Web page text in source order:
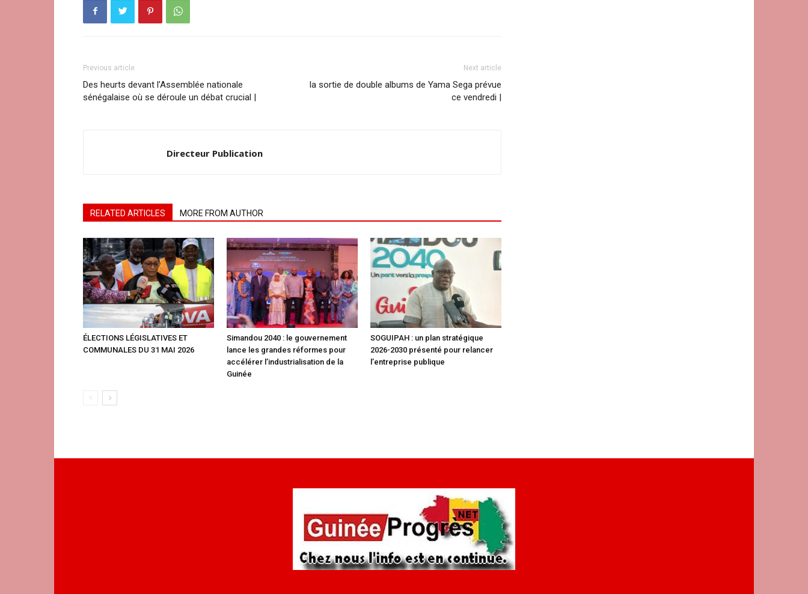
Previous article
Des heurts devant l’Assemblée nationale
sénégalaise où se déroule un débat crucial |
Next article
la sortie de double albums de Yama Sega prévue
ce vendredi |
Directeur Publication
RELATED ARTICLES MORE FROM AUTHOR
ÉLECTIONS LÉGISLATIVES ET
COMMUNALES DU 31 MAI 2026
Simandou 2040 : le gouvernement
lance les grandes réformes pour
accélérer l’industrialisation de la
Guinée
SOGUIPAH : un plan stratégique
2026-2030 présenté pour relancer
l’entreprise publique